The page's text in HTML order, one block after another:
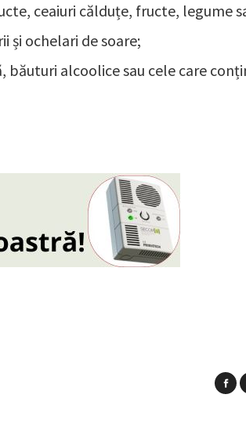
ceaiuri călduțe, fructe, legume
și ochelari de soare;
alcoolice sau cele care